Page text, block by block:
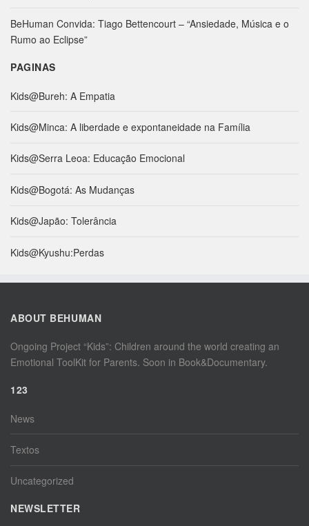
:BeHuman Convida: Tiago Bettencourt – “Ansiedade, Música e o
Rumo ao Eclipse”
PAGINAS
Kids@Bureh: A Empatia
Kids@Minca: A liberdade e expontaneidade na Família
Kids@Serra Leoa: Educação Emocional
Kids@Bogotá: As Mudanças
Kids@Japão: Tolerância
Kids@Kyushu:Perdas
ABOUT BEHUMAN
Ongoing Project “Kids”: Children around the world creating an
Emotional ToolKit for Parents. Soon in Book&Documentary.
123
News
Textos
Uncategorized
NEWSLETTER